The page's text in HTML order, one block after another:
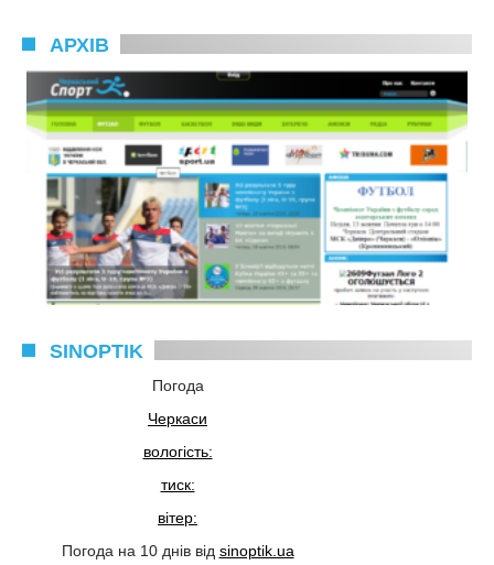
АРХІВ
SINOPTIK
Погода
Черкаси
вологість:
тиск:
вітер:
Погода на 10 днів від sinoptik.ua